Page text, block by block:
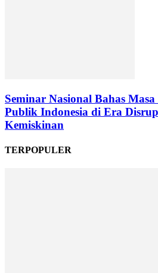
Seminar Nasional Bahas
Publik Indonesia di Era
Kemiskinan
TERPOPULER